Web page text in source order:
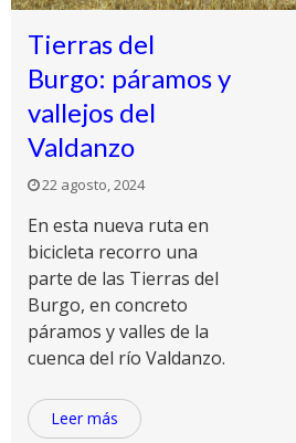
Tierras del
Burgo: páramos y
vallejos del
Valdanzo
22 agosto, 2024
En esta nueva ruta en
bicicleta recorro una
parte de las Tierras del
Burgo, en concreto
páramos y valles de la
cuenca del río Valdanzo.
Leer más